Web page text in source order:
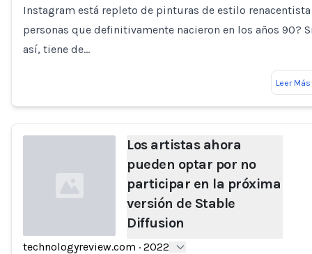
Instagram está repleto de pinturas de estilo
personas que definitivamente nacieron en los años 90?
así, tiene de…
Leer Más
Los artistas ahora
pueden optar por no
participar en la próxima
versión de Stable
Diffusion
technologyreview.com · 2022